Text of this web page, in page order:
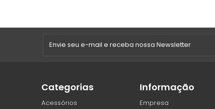
Categorias
Acessórios
Informação
Empresa